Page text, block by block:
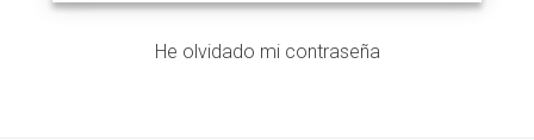
He olvidado mi contraseña